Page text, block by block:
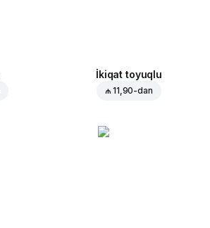
İkiqat toyuqlu
₼ 11,90-dan